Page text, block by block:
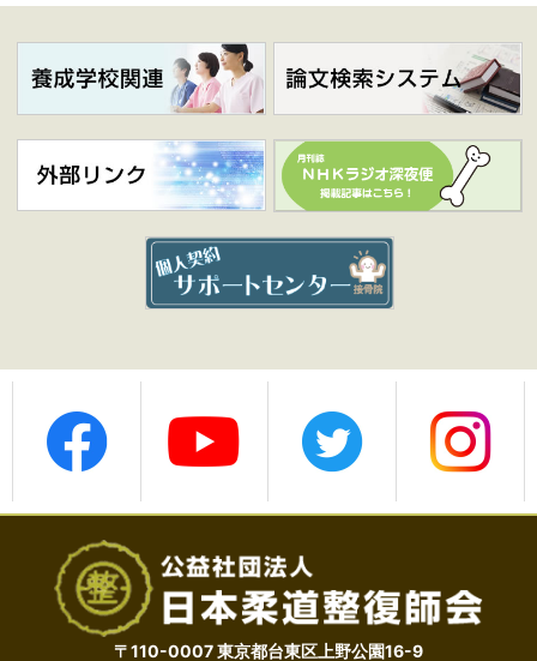
〒110-0007 東京都台東区上野公園16-9